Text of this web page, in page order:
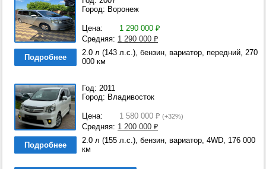
Город: Воронеж
Цена: 1 290 000 ₽
Средняя: 1 290 000 ₽
Подробнее
2.0 л (143 л.с.), бензин, вариатор, передний, 270
000 км
Год: 2011
Город: Владивосток
Цена: 1 580 000 ₽ (+32%)
Средняя: 1 200 000 ₽
Подробнее
2.0 л (155 л.с.), бензин, вариатор, 4WD, 176 000
км